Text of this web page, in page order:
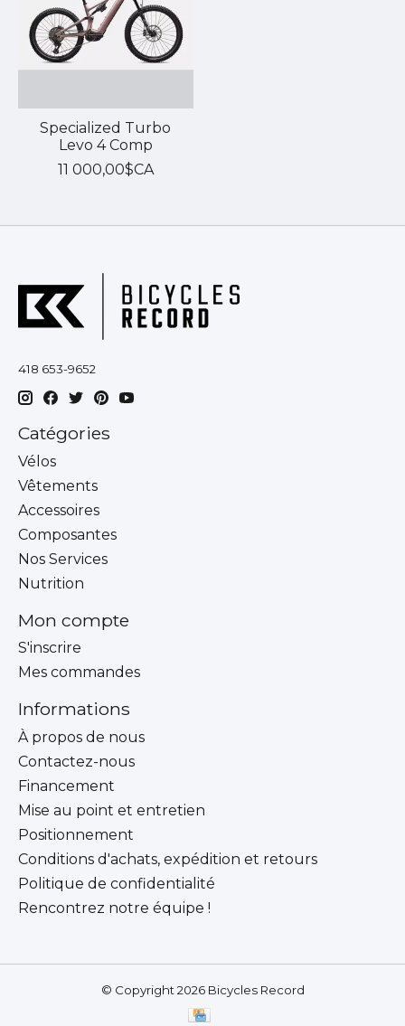
Specialized Turbo
Levo 4 Comp
11 000,00$CA
418 653-9652
Catégories
Vélos
Vêtements
Accessoires
Composantes
Nos Services
Nutrition
Mon compte
S'inscrire
Mes commandes
Informations
À propos de nous
Contactez-nous
Financement
Mise au point et entretien
Positionnement
Conditions d'achats, expédition et retours
Politique de confidentialité
Rencontrez notre équipe !
© Copyright 2026 Bicycles Record